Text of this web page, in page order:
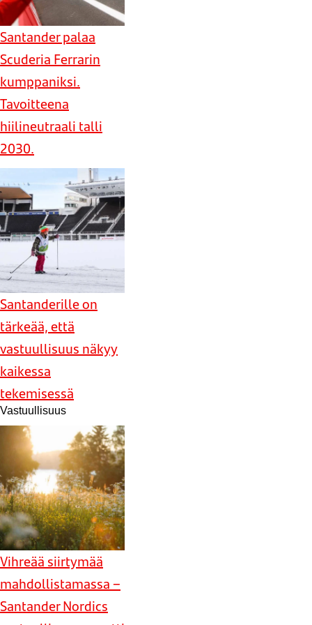
Santander palaa
Scuderia Ferrarin
kumppaniksi.
Tavoitteena
hiilineutraali talli
2030.
Santanderille on
tärkeää, että
vastuullisuus näkyy
kaikessa
tekemisessä
Vastuullisuus
Vihreää siirtymää
mahdollistamassa –
Santander Nordics